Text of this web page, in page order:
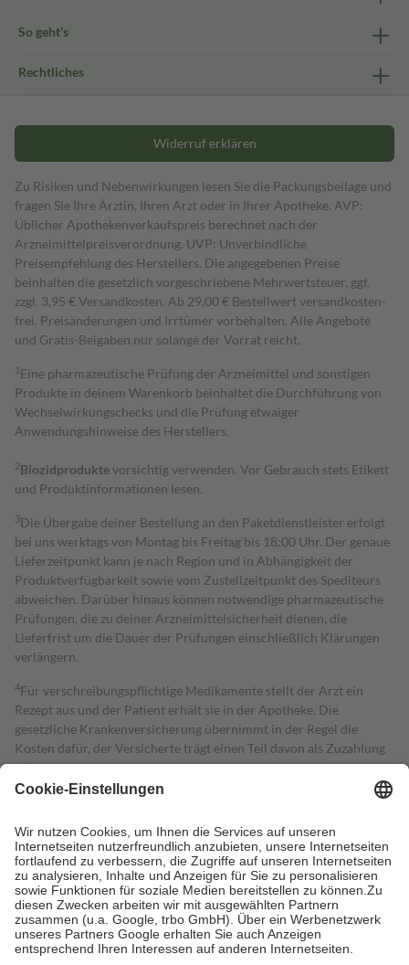
So geht's
Rechtliches
Widerruf erklären
Zu Risiken und Nebenwirkungen lesen Sie die Packungsbeilage und
fragen Sie Ihre Ärztin, Ihren Arzt oder in Ihrer Apotheke. AVP:
Üblicher Apothekenverkaufspreis berechnet nach der
Arzneimittelpreisverordnung. UVP: Unverbindliche
Preisempfehlung des Herstellers. Die angegebenen Preise
beinhalten die gesetzlich vorgeschriebene Mehrwertsteuer, ggf.
zzgl. 3,95 € Versandkosten. Ab 29,00 € Bestell­wert versand­kosten­
frei. Preisänderungen und Irrtümer vorbehalten. Alle Angebote
und Gratis-Beigaben nur solange der Vorrat reicht.
1 Eine pharmazeutische Prüfung der Arzneimittel und sonstigen
Produkte in deinem Warenkorb beinhaltet die Durchführung von
Wechselwirkungschecks und die Prüfung etwaiger
Anwendungshinweise des Herstellers.
2Biozidproduktevorsichtig verwenden. Vor Gebrauch stets Etikett
und Produktinformationen lesen.
3Die Übergabe deiner Bestellung an den Paketdienstleister erfolgt
bei uns werktags von Montag bis Freitag bis 18:00 Uhr. Der genaue
Lieferzeitpunkt kann je nach Region und in Abhängigkeit der
Produktverfügbarkeit sowie vom Zustellzeitpunkt des Spediteurs
abweichen. Darüber hinaus können notwendige pharmazeutische
Prüfungen, die zu deiner Arzneimittelsicherheit dienen, die
Lieferfrist um die Dauer der Prüfungen einschließlich Klärungen
verlängern.
4Für verschreibungspflichtige Medikamente stellt der Arzt ein
Rezept aus und der Patient erhält sie in der Apotheke. Die
gesetzliche Krankenversicherung übernimmt in der Regel die
Kosten dafür, der Versicherte trägt einen Teil davon als Zuzahlung
mit.
Grundsätzlich leisten Mitglieder Zuzahlungen in Höhe von zehn
höchstens zehn Euro.
Es sind jedoch nie mehr als die tatsächlichen
Kosten der Leistung zu entrichten.
Diese Regeln gelten grundsätzlich auch für Online-Apotheken.
Bei Heilmitteln und häuslicher Krankenpflege beträgt die
Zuzahlung zehn Prozent der Kosten sowie zehn Euro je
Verordnung.
Um das Engagement der Versicherten für ihre eigene Gesundheit zu
stärken und die besondere Stellung der Familie zu unterstützen,